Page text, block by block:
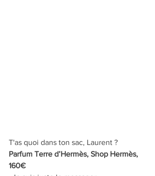
T'as quoi dans ton sac, Laurent ?
Parfum Terre d’Hermès, Shop Hermès,
160€